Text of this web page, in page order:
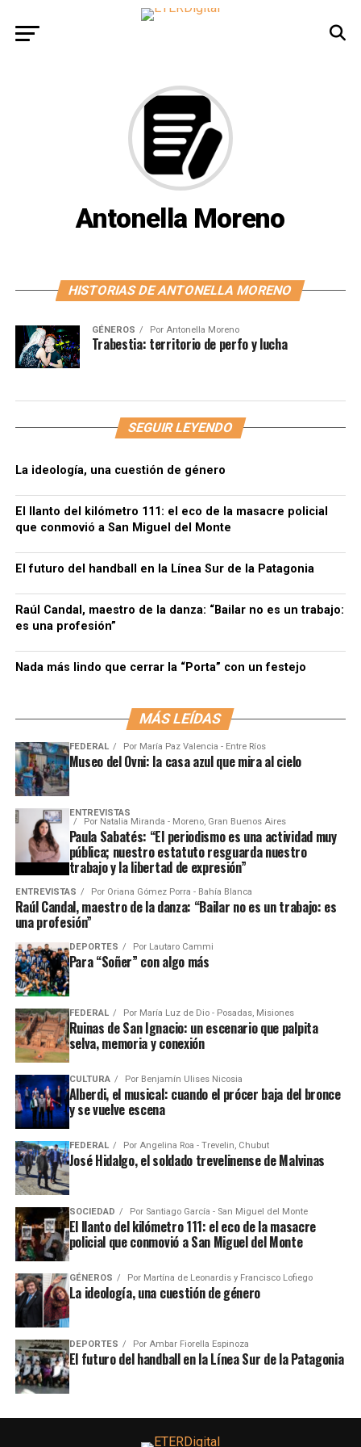
Antonella Moreno
HISTORIAS DE ANTONELLA MORENO
GÉNEROS Por Antonella Moreno
Trabestia: territorio de perfo y lucha
SEGUIR LEYENDO
La ideología, una cuestión de género
El llanto del kilómetro 111: el eco de la masacre policial
que conmovió a San Miguel del Monte
El futuro del handball en la Línea Sur de la Patagonia
Raúl Candal, maestro de la danza: “Bailar no es un trabajo:
es una profesión”
Nada más lindo que cerrar la “Porta” con un festejo
MÁS LEÍDAS
FEDERAL Por María Paz Valencia - Entre Ríos
Museo del Ovni: la casa azul que mira al cielo
ENTREVISTAS
Por Natalia Miranda - Moreno, Gran Buenos Aires
Paula Sabatés: “El periodismo es una actividad muy
pública; nuestro estatuto resguarda nuestro
trabajo y la libertad de expresión”
ENTREVISTAS Por Oriana Gómez Porra - Bahía Blanca
Raúl Candal, maestro de la danza: “Bailar no es un trabajo: es
una profesión”
DEPORTES Por Lautaro Cammi
Para “Soñer” con algo más
FEDERAL Por María Luz de Dio - Posadas, Misiones
Ruinas de San Ignacio: un escenario que palpita
selva, memoria y conexión
CULTURA Por Benjamín Ulises Nicosia
Alberdi, el musical: cuando el prócer baja del bronce
y se vuelve escena
FEDERAL Por Angelina Roa - Trevelin, Chubut
José Hidalgo, el soldado trevelinense de Malvinas
SOCIEDAD Por Santiago García - San Miguel del Monte
El llanto del kilómetro 111: el eco de la masacre
policial que conmovió a San Miguel del Monte
GÉNEROS Por Martína de Leonardis y Francisco Lofiego
La ideología, una cuestión de género
DEPORTES Por Ambar Fiorella Espinoza
El futuro del handball en la Línea Sur de la Patagonia